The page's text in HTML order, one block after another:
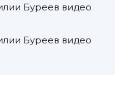
Буреев видео
Буреев видео